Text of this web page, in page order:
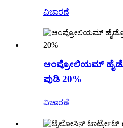
ವಿಚಾರಣೆ
ಆಂಪ್ರೋಲಿಯಮ್
ಪುಡಿ 20%
ವಿಚಾರಣೆ